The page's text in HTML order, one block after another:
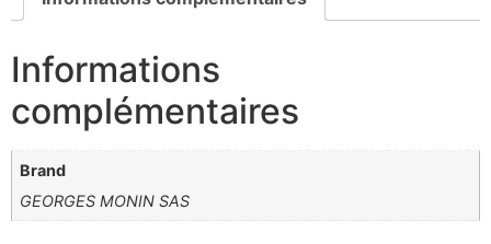
Informations
complémentaires
Brand
GEORGES MONIN SAS